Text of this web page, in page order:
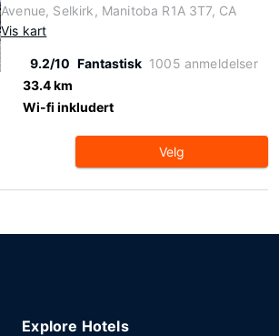
Avenue, Selkirk, Manitoba R1A 3T7, CA
Vis kart
9.2/10 Fantastisk 1005 anmeldelser
33.4 km
Wi-fi inkludert
Velg
Explore Hotels